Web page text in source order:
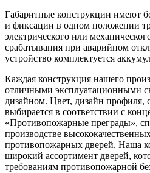
Габаритные конструкции имеют
и фиксации в одном положении
электрического или
срабатывания при аварийном
устройство комплектуется
Каждая конструкция нашего
отличными эксплуатационными
дизайном. Цвет, дизайн профиля,
выбирается в соответствии с
«Противопожарные преграды»,
производстве
противопожарных дверей. Наша
широкий ассортимент дверей,
требованиям противопожарной